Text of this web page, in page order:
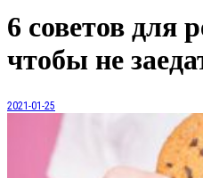
6 советов для
чтобы не
2021-01-25